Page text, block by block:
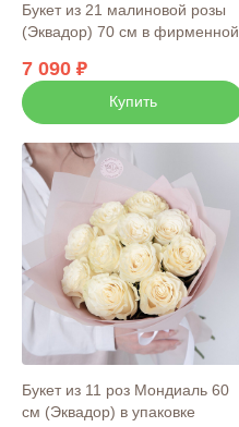
Букет из 21 малиновой розы
(Эквадор) 70 см в фирменной
7 090
Купить
Букет из 11 роз Мондиаль 60
см (Эквадор) в упаковке